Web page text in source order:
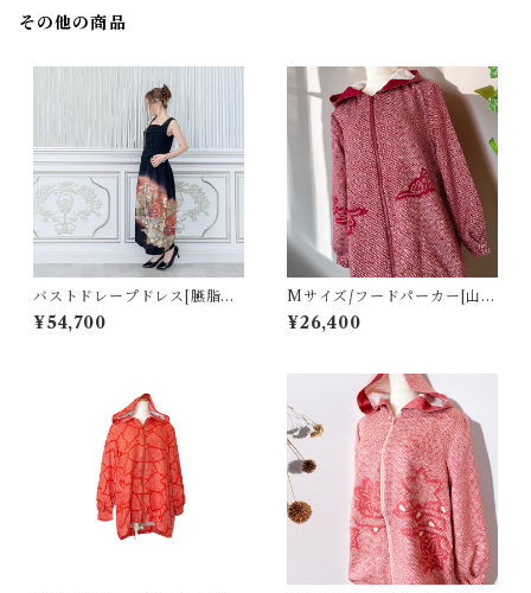
その他の商品
バストドレープドレス[臙脂・
金系/御所女房姿黒留袖・作家
物]
¥54,700
Mサイズ/フードパーカー[山模
様赤紫色総絞り羽織]
¥26,400